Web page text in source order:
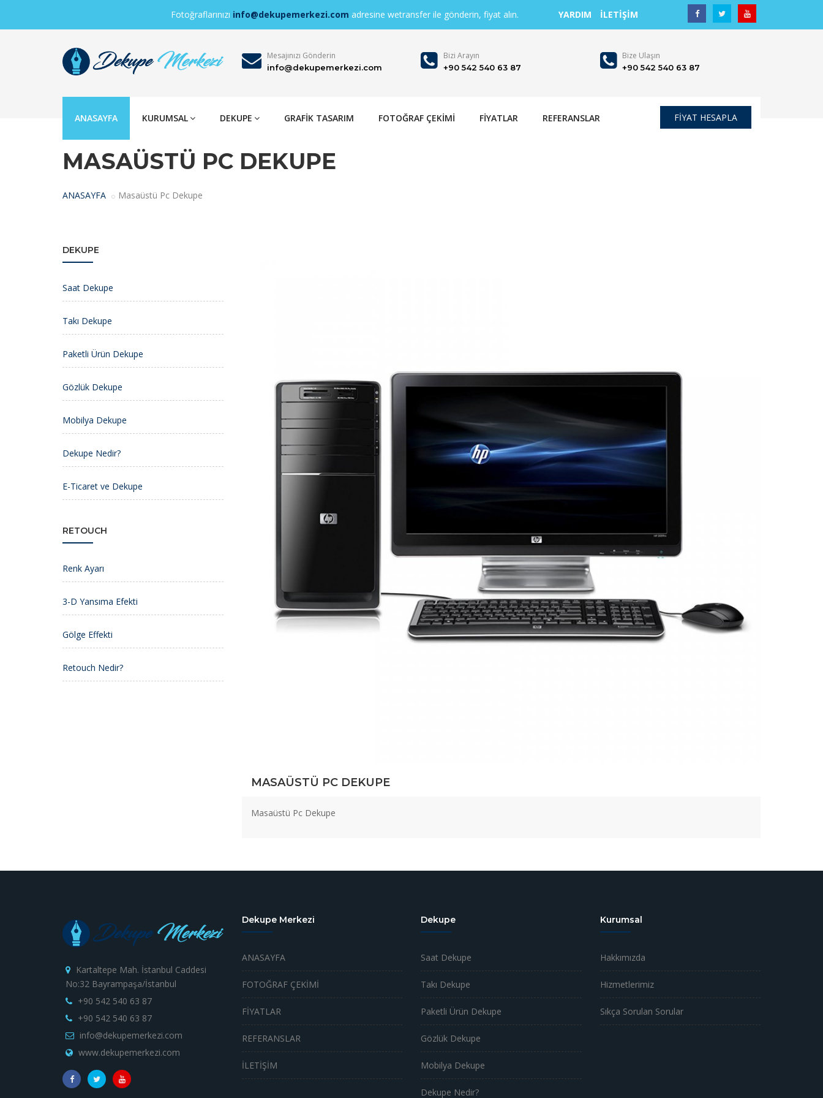
Fotoğraflarınızı info@dekupemerkezi.com adresine wetransfer ile gönderin, fiyat alın. YARDIM İLETİŞİM
Mesajınızı Gönderin
info@dekupemerkezi.com
Bizi Arayın
+90 542 540 63 87
Bize Ulaşın
+90 542 540 63 87
ANASAYFA KURUMSAL DEKUPE GRAFİK TASARIM FOTOĞRAF ÇEKİMİ FİYATLAR REFERANSLAR FİYAT HESAPLA
MASAÜSTÜ PC DEKUPE
ANASAYFA Masaüstü Pc Dekupe
DEKUPE
Saat Dekupe
Takı Dekupe
Paketli Ürün Dekupe
Gözlük Dekupe
Mobilya Dekupe
Dekupe Nedir?
E-Ticaret ve Dekupe
RETOUCH
Renk Ayarı
3-D Yansıma Efekti
Gölge Effekti
Retouch Nedir?
MASAÜSTÜ PC DEKUPE
Masaüstü Pc Dekupe
Kartaltepe Mah. İstanbul Caddesi
No:32 Bayrampaşa/İstanbul
+90 542 540 63 87
+90 542 540 63 87
info@dekupemerkezi.com
www.dekupemerkezi.com
Dekupe Merkezi
ANASAYFA
FOTOĞRAF ÇEKİMİ
FİYATLAR
REFERANSLAR
İLETİŞİM
Dekupe
Saat Dekupe
Takı Dekupe
Paketli Ürün Dekupe
Gözlük Dekupe
Mobilya Dekupe
Dekupe Nedir?
Kurumsal
Hakkımızda
Hizmetlerimiz
Sıkça Sorulan Sorular